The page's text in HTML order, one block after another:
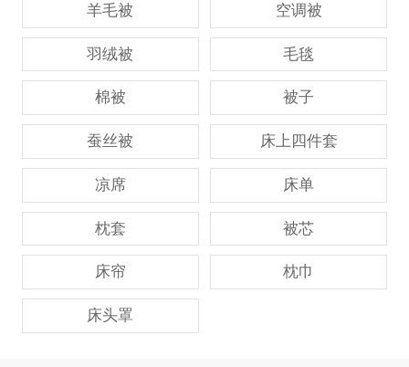
羊毛被 空调被
羽绒被 毛毯
棉被 被子
蚕丝被 床上四件套
凉席 床单
枕套 被芯
床帘 枕巾
床头罩